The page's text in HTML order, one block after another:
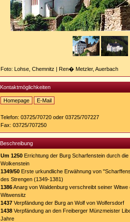
Foto: Lohse, Chemnitz | Ren� Metzler, Auerbach
Kontaktmöglichkeiten
Homepage
http://www.die-
sehenswerten-
drei.de/index.cfm?
m=scharfen
E-Mail
Telefon: 03725/70720 oder 03725/707227
Fax: 03725/707250
Beschreibung
Um 1250 Errichtung der Burg Scharfenstein durch
Wolkenstein
1349/50 Erste urkundliche Erwähnung von
des Strengen (1349-1381)
1386Anarg von Waldenburg verschreibt seiner
Witwensitz
1437 Verpfändung der Burg an Wolf von Wolfersdorf
1438 Verpfändung an den Freiberger Münzmeister
Jahre